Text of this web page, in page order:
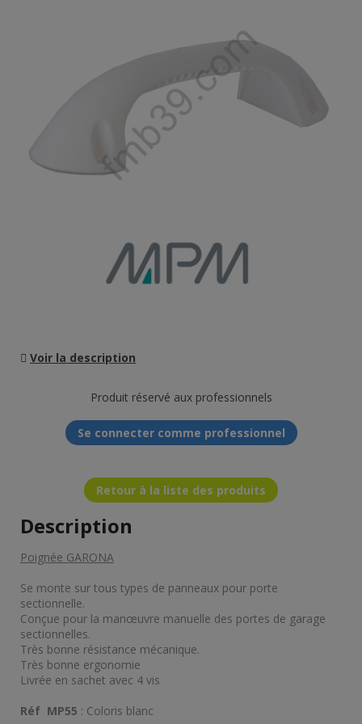
Voir la description
Produit réservé aux professionnels
Se connecter comme professionnel
Retour à la liste des produits
Description
Poignée GARONA
Se monte sur tous types de panneaux pour porte
sectionnelle.
Conçue pour la manœuvre manuelle des portes de garage
sectionnelles.
Très bonne résistance mécanique.
Très bonne ergonomie
Livrée en sachet avec 4 vis
Réf MP55 : Coloris blanc